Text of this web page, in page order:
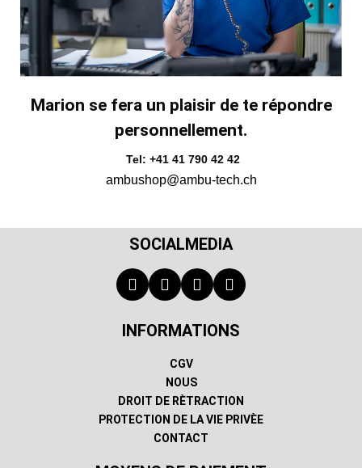
Marion se fera un plaisir de te répondre
personnellement.
Tel: +41 41 790 42 42
ambushop@ambu-tech.ch
SOCIALMEDIA
INFORMATIONS
CGV
NOUS
DROIT DE RÈTRACTION
PROTECTION DE LA VIE PRIVÈE
CONTACT